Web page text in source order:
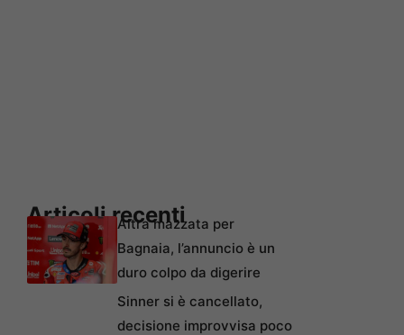
Articoli recenti
Altra mazzata per
Bagnaia, l’annuncio è un
duro colpo da digerire
Sinner si è cancellato,
decisione improvvisa poco